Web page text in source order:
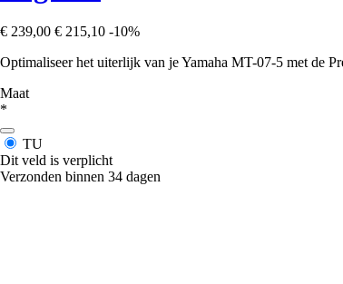
€ 239,00 € 215,10 -10%
Optimaliseer het uiterlijk van je Yamaha MT-07-5 met de
Maat
*
TU
Dit veld is verplicht
Verzonden binnen 34 dagen